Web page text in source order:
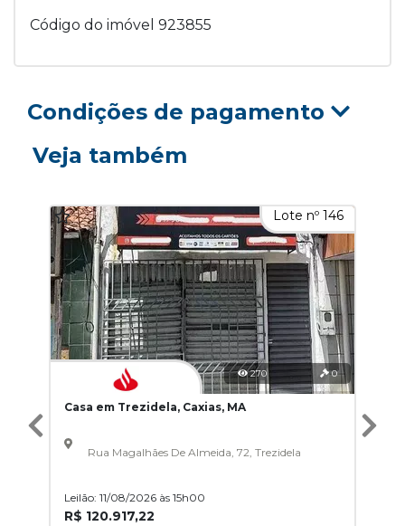
Código do imóvel 923855
Condições de pagamento
Veja também
Lote nº 146
270 0
Casa em Trezidela, Caxias, MA
Rua Magalhães De Almeida, 72, Trezidela
Leilão: 11/08/2026 às 15h00
R$ 120.917,22